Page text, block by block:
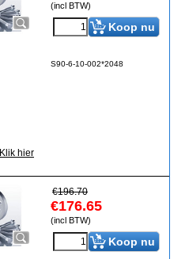
(incl BTW)
Koop nu
S90-6-10-002*2048
Klik hier
€196.70
€176.65
(incl BTW)
Koop nu